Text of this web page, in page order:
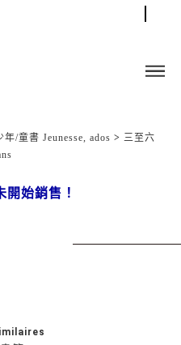
年/童書 Jeunesse, ados > 三至六
開始銷售！